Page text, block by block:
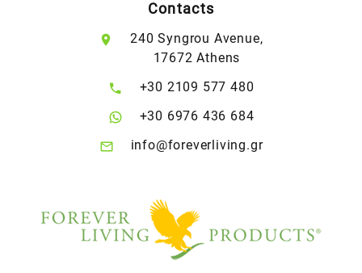
Contacts
240 Syngrou Avenue,
17672 Athens
+30 2109 577 480
+30 6976 436 684
info@foreverliving.gr